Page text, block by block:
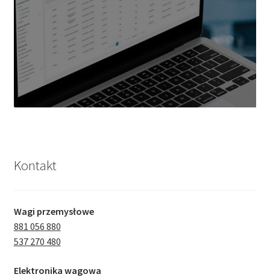
Kontakt
Wagi przemysłowe
881 056 880
537 270 480
Elektronika wagowa